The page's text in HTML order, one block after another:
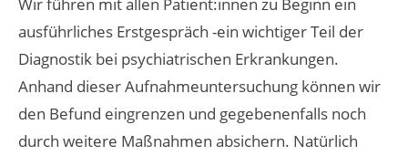
ausführliches Erstgespräch -ein wichtiger Teil der
Diagnostik bei psychiatrischen Erkrankungen.
Anhand dieser Aufnahmeuntersuchung können wir
den Befund eingrenzen und gegebenenfalls noch
durch weitere Maßnahmen absichern. Natürlich